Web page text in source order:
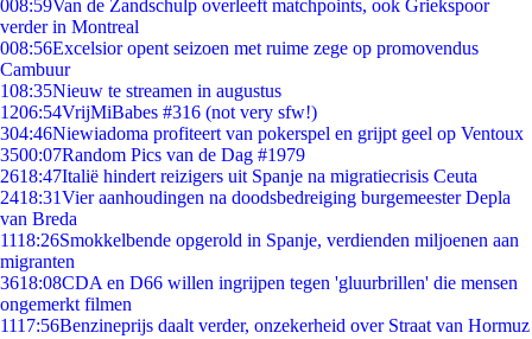
008:59Van de Zandschulp overleeft matchpoints, ook Griekspoor
verder in Montreal
008:56Excelsior opent seizoen met ruime zege op promovendus
Cambuur
108:35Nieuw te streamen in augustus
1206:54VrijMiBabes #316 (not very sfw!)
304:46Niewiadoma profiteert van pokerspel en grijpt geel op Ventoux
3500:07Random Pics van de Dag #1979
2618:47Italië hindert reizigers uit Spanje na migratiecrisis Ceuta
2418:31Vier aanhoudingen na doodsbedreiging burgemeester Depla
van Breda
1118:26Smokkelbende opgerold in Spanje, verdienden miljoenen aan
migranten
3618:08CDA en D66 willen ingrijpen tegen 'gluurbrillen' die mensen
ongemerkt filmen
1117:56Benzineprijs daalt verder, onzekerheid over Straat van Hormuz